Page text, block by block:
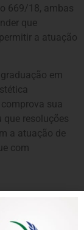
669/18, ambas
que
a atuação
em
sua
resoluções
a atuação de
com
não